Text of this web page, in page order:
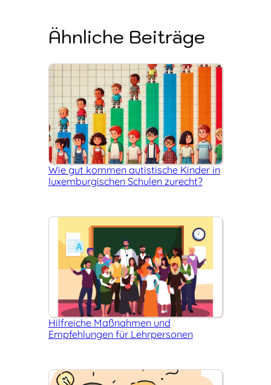
Ähnliche Beiträge
Wie gut kommen autistische Kinder in
luxemburgischen Schulen zurecht?
Hilfreiche Maßnahmen und
Empfehlungen für Lehrpersonen